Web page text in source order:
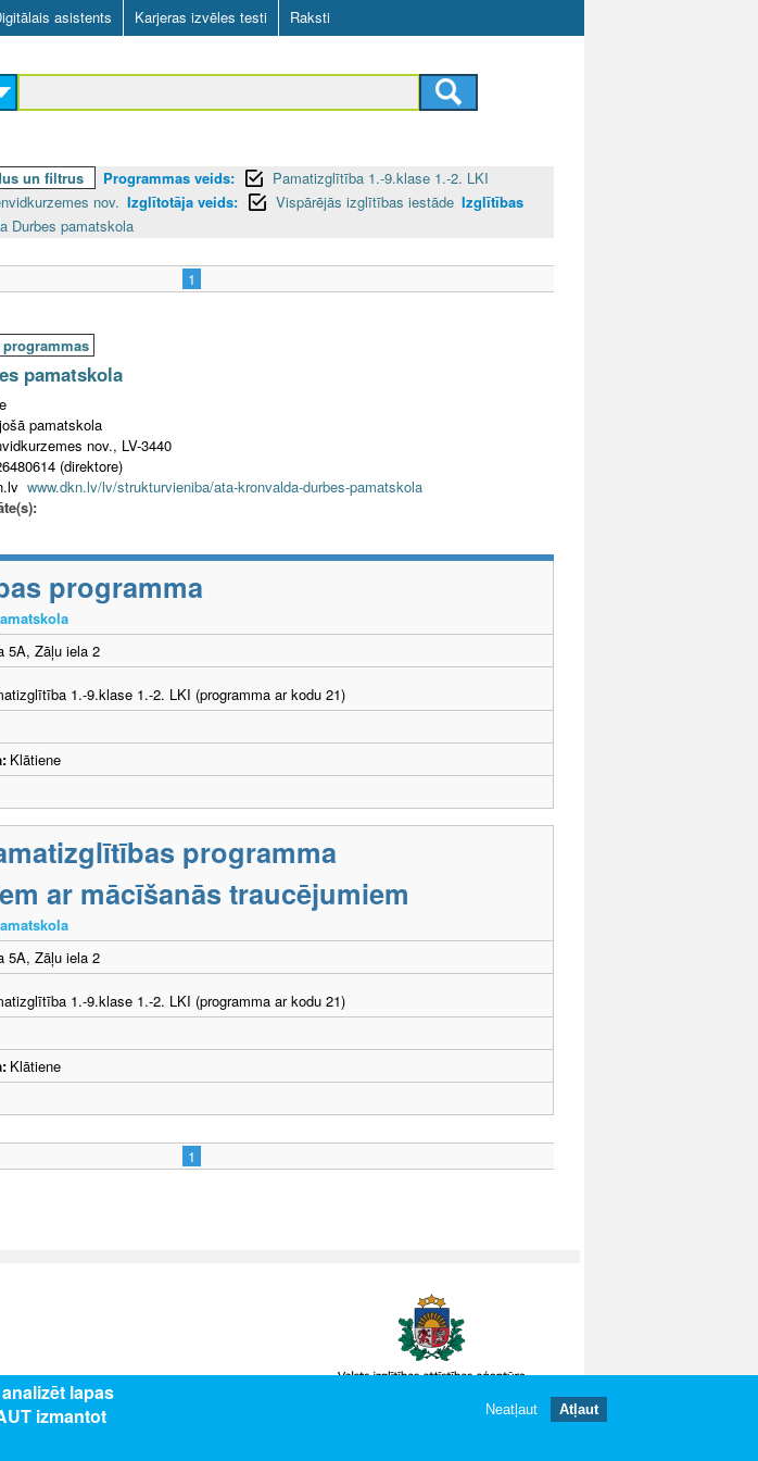
asistents Karjeras izvēles testi Raksti
un filtrus Programmas veids:
Pamatizglītība 1.-9.klase 1.-2. LKI
nov. Izglītotāja veids: Vispārējās izglītības iestāde Izglītības
Durbes pamatskola
1
pamatskola
pamatskola
nov., LV-3440
(direktore)
www.dkn.lv/lv/strukturvieniba/ata-kronvalda-durbes-pamatskola
programma
5A, Zāļu iela 2
1.-9.klase 1.-2. LKI (programma ar kodu 21)
Klātiene
programma
ar mācīšanās traucējumiem
5A, Zāļu iela 2
1.-9.klase 1.-2. LKI (programma ar kodu 21)
Klātiene
1
lapas
izmantot
Neatļaut Atļaut